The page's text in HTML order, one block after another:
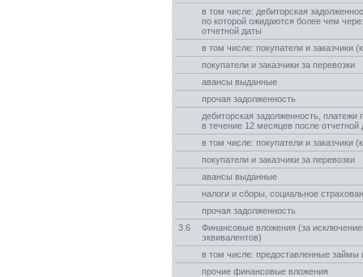
в том числе: дебиторская
по которой ожидаются более чем
отчетной даты
в том числе: покупатели и заказчики
покупатели и заказчики за перевозки
авансы выданные
прочая задолженность
дебиторская задолженность, платежи
в течение 12 месяцев после отчетной
в том числе: покупатели и заказчики
покупатели и заказчики за перевозки
авансы выданные
налоги и сборы, социальное
прочая задолженность
3.6
Финансовые вложения (за
эквивалентов)
в том числе: предоставленные займы
прочие финансовые вложения